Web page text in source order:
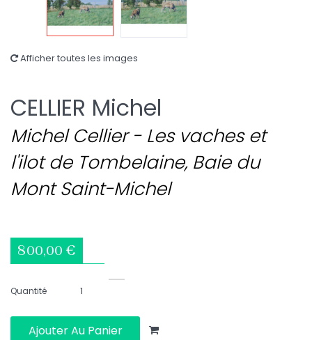
Afficher toutes les images
CELLIER Michel
Michel Cellier - Les vaches et
l'ilot de Tombelaine, Baie du
Mont Saint-Michel
800,00 €
Quantité
Ajouter Au Panier